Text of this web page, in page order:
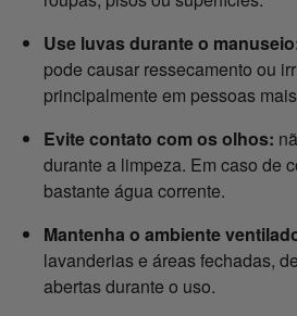
Use luvas durante o
pode causar ressecamento ou
principalmente em pessoas
Evite contato com os olhos:
durante a limpeza. Em caso de
bastante água corrente.
Mantenha o ambiente
lavanderias e áreas fechadas,
abertas durante o uso.